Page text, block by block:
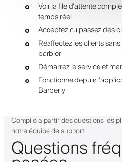
Voir la file d'attente
temps réel
Acceptez ou passez des
Réaffectez les clients
barbier
Démarrez le service et
Fonctionne depuis
Barberly
Compilé à partir des questions les
notre équipe de support
Questions